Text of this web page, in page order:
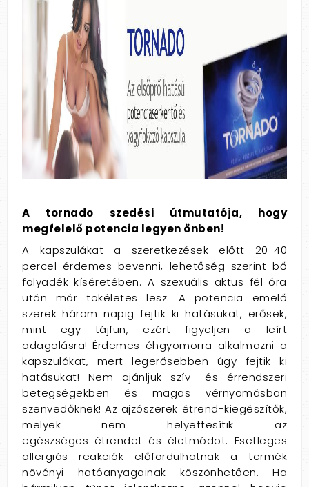
A tornado szedési útmutatója, hogy
megfelelő potencia legyen önben!
A kapszulákat a szeretkezések előtt 20-40
percel érdemes bevenni, lehetőség szerint bő
folyadék kíséretében. A szexuális aktus fél óra
után már tökéletes lesz. A potencia emelő
szerek három napig fejtik ki hatásukat, erősek,
mint egy tájfun, ezért figyeljen a leírt
adagolásra! Érdemes éhgyomorra alkalmazni a
kapszulákat, mert legerősebben úgy fejtik ki
hatásukat! Nem ajánljuk szív- és érrendszeri
betegségekben és magas vérnyomásban
szenvedőknek! Az ajzószerek étrend-kiegészítők,
melyek nem helyettesítik az
egészséges étrendet és életmódot. Esetleges
allergiás reakciók előfordulhatnak a termék
növényi hatóanyagainak köszönhetően. Ha